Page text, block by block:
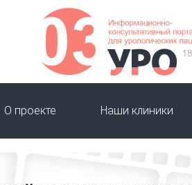
О проекте Наши клиники